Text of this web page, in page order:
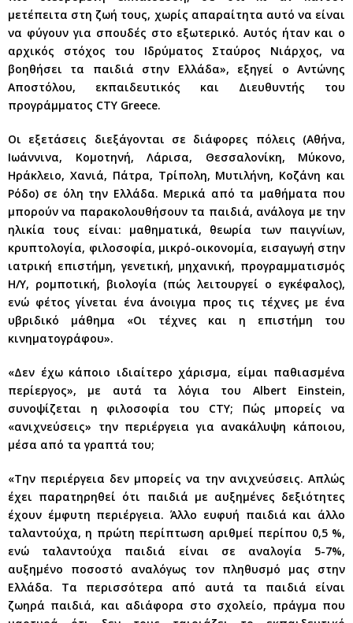
μετέπειτα στη ζωή τους, χωρίς απαραίτητα αυτό να είναι
να φύγουν για σπουδές στο εξωτερικό. Αυτός ήταν και ο
αρχικός στόχος του Ιδρύματος Σταύρος Νιάρχος, να
βοηθήσει τα παιδιά στην Ελλάδα», εξηγεί ο Αντώνης
Αποστόλου, εκπαιδευτικός και Διευθυντής του
προγράμματος CTY Greece.
Οι εξετάσεις διεξάγονται σε διάφορες πόλεις (Αθήνα,
Ιωάννινα, Κομοτηνή, Λάρισα, Θεσσαλονίκη, Μύκονο,
Ηράκλειο, Χανιά, Πάτρα, Τρίπολη, Μυτιλήνη, Κοζάνη και
Ρόδο) σε όλη την Ελλάδα. Μερικά από τα μαθήματα που
μπορούν να παρακολουθήσουν τα παιδιά, ανάλογα με την
ηλικία τους είναι: μαθηματικά, θεωρία των παιγνίων,
κρυπτολογία, φιλοσοφία, μικρό-οικονομία, εισαγωγή στην
ιατρική επιστήμη, γενετική, μηχανική, προγραμματισμός
Η/Υ, ρομποτική, βιολογία (πώς λειτουργεί ο εγκέφαλος),
ενώ φέτος γίνεται ένα άνοιγμα προς τις τέχνες με ένα
υβριδικό μάθημα «Οι τέχνες και η επιστήμη του
κινηματογράφου».
«Δεν έχω κάποιο ιδιαίτερο χάρισμα, είμαι παθιασμένα
περίεργος», με αυτά τα λόγια του Albert Einstein,
συνοψίζεται η φιλοσοφία του CTY; Πώς μπορείς να
«ανιχνεύσεις» την περιέργεια για ανακάλυψη κάποιου,
μέσα από τα γραπτά του;
«Την περιέργεια δεν μπορείς να την ανιχνεύσεις. Απλώς
έχει παρατηρηθεί ότι παιδιά με αυξημένες δεξιότητες
έχουν έμφυτη περιέργεια. Άλλο ευφυή παιδιά και άλλο
ταλαντούχα, η πρώτη περίπτωση αριθμεί περίπου 0,5 %,
ενώ ταλαντούχα παιδιά είναι σε αναλογία 5-7%,
αυξημένο ποσοστό αναλόγως τον πληθυσμό μας στην
Ελλάδα. Τα περισσότερα από αυτά τα παιδιά είναι
ζωηρά παιδιά, και αδιάφορα στο σχολείο, πράγμα που